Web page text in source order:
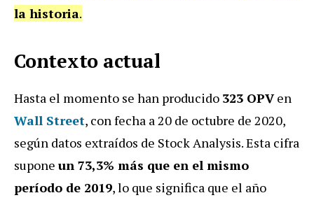
la historia.
Contexto actual
Hasta el momento se han producido 323 OPVen
Wall Street, con fecha a 20 de octubre de 2020,
según datos extraídos de Stock Analysis. Esta cifra
supone un 73,3% más que en el mismo
período de 2019, lo que significa que el año